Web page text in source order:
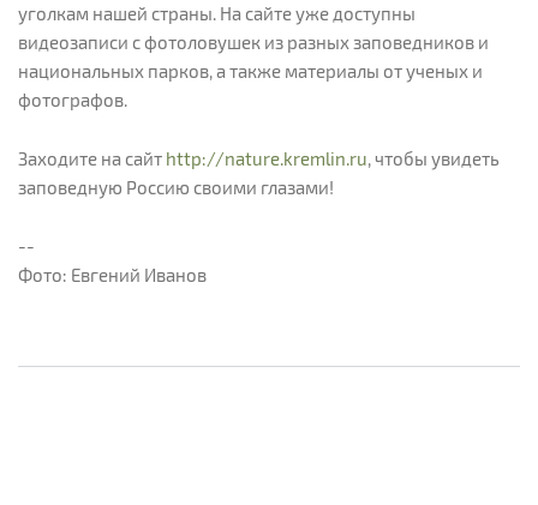
уголкам нашей страны. На сайте уже доступны
видеозаписи с фотоловушек из разных заповедников и
национальных парков, а также материалы от ученых и
фотографов.
Заходите на сайт http://nature.kremlin.ru, чтобы увидеть
заповедную Россию своими глазами!
--
Фото: Евгений Иванов